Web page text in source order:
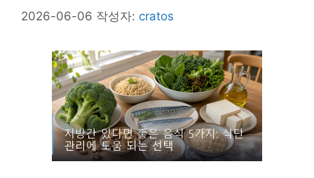
2026-06-06 작성자: cratos